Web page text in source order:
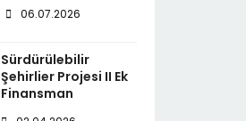
06.07.2026
Sürdürülebilir
Şehirlier Projesi II Ek
Finansman